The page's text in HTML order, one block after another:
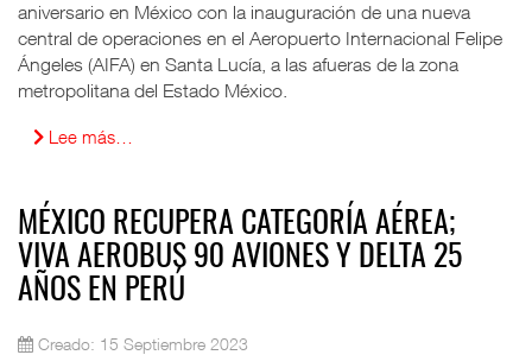
aniversario en México con la inauguración de una nueva
central de operaciones en el Aeropuerto Internacional Felipe
Ángeles (AIFA) en Santa Lucía, a las afueras de la zona
metropolitana del Estado México.
Lee más…
MÉXICO RECUPERA CATEGORÍA AÉREA;
VIVA AEROBUS 90 AVIONES Y DELTA 25
AÑOS EN PERÚ
Creado: 15 Septiembre 2023